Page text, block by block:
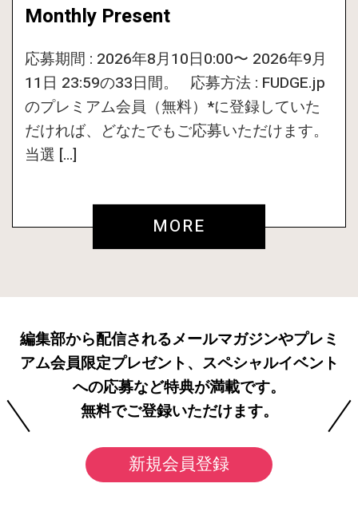
Monthly Present
応募期間 : 2026年8月10日0:00〜 2026年9月
11日 23:59の33日間。 応募方法 : FUDGE.jp
のプレミアム会員（無料）*に登録していた
だければ、どなたでもご応募いただけます。
当選 […]
MORE
編集部から配信されるメールマガジンやプレミ
アム会員限定プレゼント、スペシャルイベント
への応募など特典が満載です。
無料でご登録いただけます。
新規会員登録